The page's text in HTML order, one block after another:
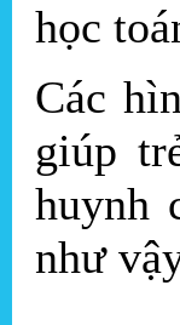
học
Các
giúp
huynh
như